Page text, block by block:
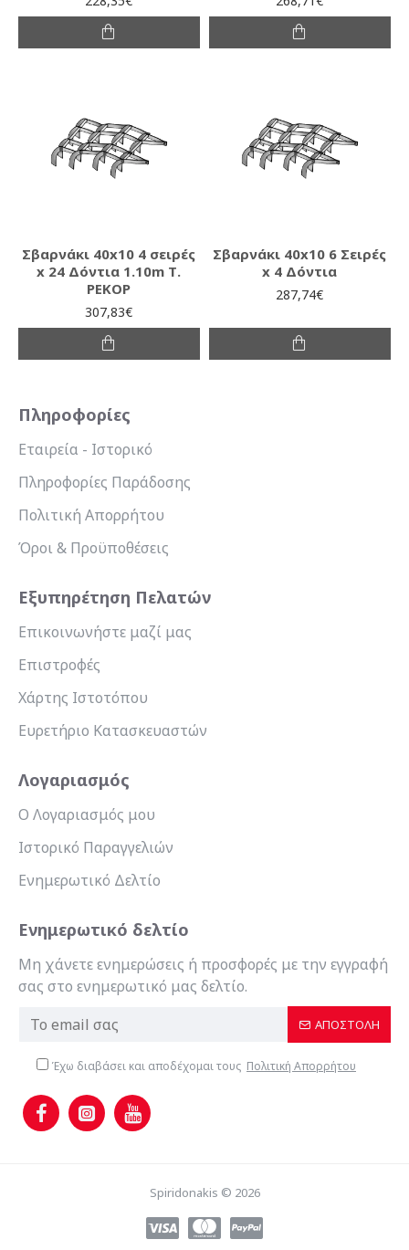
Σβαρνάκι 40x10 4 σειρές
x 24 Δόντια 1.10m Τ.
ΡΕΚΟΡ
307,83€
Σβαρνάκι 40x10 6 Σειρές
x 4 Δόντια
287,74€
Πληροφορίες
Εταιρεία - Ιστορικό
Πληροφορίες Παράδοσης
Πολιτική Απορρήτου
Όροι & Προϋποθέσεις
Εξυπηρέτηση Πελατών
Επικοινωνήστε μαζί μας
Επιστροφές
Χάρτης Ιστοτόπου
Ευρετήριο Κατασκευαστών
Λογαριασμός
Ο Λογαριασμός μου
Ιστορικό Παραγγελιών
Ενημερωτικό Δελτίο
Ενημερωτικό δελτίο
Μη χάνετε ενημερώσεις ή προσφορές με την εγγραφή
σας στο ενημερωτικό μας δελτίο.
ΑΠΟΣΤΟΛΉ
Έχω διαβάσει και αποδέχομαι τους Πολιτική Απορρήτου
Spiridonakis © 2026